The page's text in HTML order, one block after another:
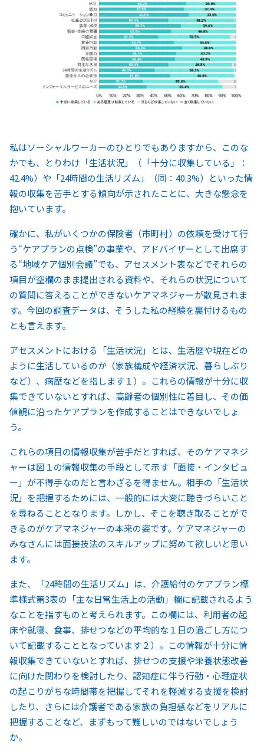
私はソーシャルワーカーのひとりでもありますから、このな
かでも、とりわけ「生活状況」（「十分に収集している」：
42.4%）や「24時間の生活リズム」（同：40.3%）といった情
報の収集を苦手とする傾向が示されたことに、大きな懸念を
抱いています。
確かに、私がいくつかの保険者（市町村）の依頼を受けて行
う“ケアプランの点検”の事業や、アドバイザーとして出席す
る“地域ケア個別会議”でも、アセスメント表などでそれらの
項目が空欄のまま提出される資料や、それらの状況について
の質問に答えることができないケアマネジャーが散見されま
す。今回の調査データは、そうした私の経験を裏付けるもの
とも言えます。
アセスメントにおける「生活状況」とは、生活歴や現在どの
ように生活しているのか（家族構成や経済状況、暮らしぶり
など）、病歴などを指します１）。これらの情報が十分に収
集できていないとすれば、高齢者の個別性に着目し、その価
値観に沿ったケアプランを作成することはできないでしょ
う。
これらの項目の情報収集が苦手だとすれば、そのケアマネジ
ャーは図１の情報収集の手段として示す「面接・インタビュ
ー」が不得手なのだと言わざるを得ません。相手の「生活状
況」を把握するためには、一般的には大変に聴きづらいこと
を尋ねることとなります。しかし、そこを聴き取ることがで
きるのがケアマネジャーの本来の姿です。ケアマネジャーの
みなさんには面接技法のスキルアップに努めて欲しいと思い
ます。
また、「24時間の生活リズム」は、介護給付のケアプラン標
準様式第3表の「主な日常生活上の活動」欄に記載されるよう
なことを指すものと考えられます。この欄には、利用者の起
床や就寝、食事、排せつなどの平均的な１日の過ごし方につ
いて記載することとなっています２）。この情報が十分に情
報収集できていないとすれば、排せつの支援や栄養状態改善
に向けた関わりを検討したり、認知症に伴う行動・心理症状
の起こりがちな時間帯を把握してそれを軽減する支援を検討
したり、さらには介護者である家族の負担感などをリアルに
把握することなど、まずもって難しいのではないでしょう
か。